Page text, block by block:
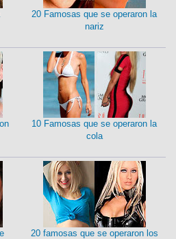
20 Famosas que se operaron la
nariz
10 Famosas que se operaron la
cola
20 famosas que se operaron los